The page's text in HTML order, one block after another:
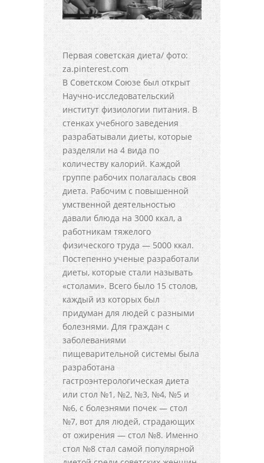
Первая советская диета/ фото:
za.pinterest.com
В Советском Союзе был открыт
Научно-исследовательский
институт физиологии питания. В
стенках учебного заведения
разрабатывали диеты, которые
разделяли на 4 вида по
количеству калорий. Каждой
группе рабочих полагалась своя
диета. Рабочим с повышенной
умственной деятельностью
давали блюда на 3000 ккал, а
работникам тяжелого
физического труда — 5000 ккал.
Постепенно ученые разработали
диеты, которые стали называть
«столами». Всего было 15 столов,
каждый из которых был
придуман для людей с разными
болезнями. Для граждан с
заболеваниями
пищеварительной системы была
разработана
гастроэнтерологическая диета
или стол №1, №2, №3, №4, №5 и
№6, с болезнями почек — стол
№7, вот для людей, страдающих
от ожирения — стол №8. Именно
стол №8 стал самой популярной